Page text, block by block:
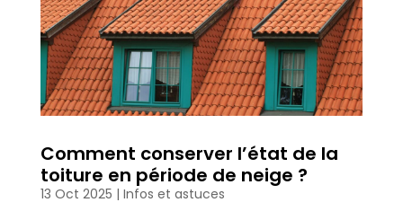
Comment conserver l’état de la
toiture en période de neige ?
13 Oct 2025 | Infos et astuces